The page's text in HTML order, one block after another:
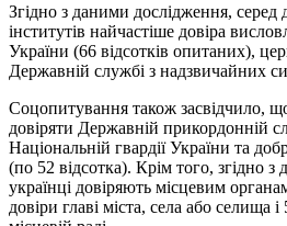
Згідно з даними дослідження, серед
інститутів найчастіше довіра
України (66 відсотків опитаних),
Державній службі з надзвичайних
Соцопитування також засвідчило,
довіряти Державній прикордонній
Національній гвардії України та
(по 52 відсотка). Крім того, згідно
українці довіряють місцевим
довіри главі міста, села або селища і